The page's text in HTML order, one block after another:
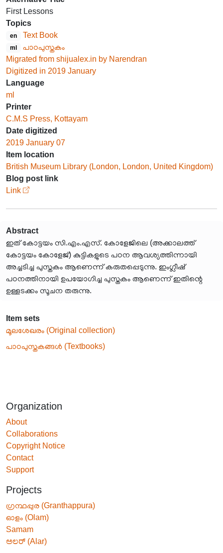
First Lessons
Topics
en Text Book
ml
പാഠപുസ്തകം
Migrated from shijualex.in by Narendran
Digitized in 2019 January
Language
ml
Printer
C.M.S Press, Kottayam
Date digitized
2019 January 07
Item location
British Museum Library (London, London, United Kingdom)
Blog post link
Link
Abstract
ഇത് കോട്ടയം സി.എം.എസ്. കോളേജിലെ (അക്കാലത്ത്
കോട്ടയം കോളേജ്) കുട്ടികളുടെ പഠന ആവശ്യത്തിന്നായി
അച്ചടിച്ച പുസ്തകം ആണെന്ന് കരുതപ്പെടുന്നു. ഇംഗ്ലീഷ്
പഠനത്തിനായി ഉപയോഗിച്ച പുസ്തകം ആണെന്ന് ഇതിന്റെ
ഉള്ളടക്കം സൂചന തരുന്നു.
Item sets
മൂലശേഖരം (Original collection)
പാഠപുസ്തകങ്ങൾ (Textbooks)
Organization
About
Collaborations
Copyright Notice
Contact
Support
Projects
ഗ്രന്ഥപ്പുര (Granthappura)
ഓളം (Olam)
Samam
ಅಲರ್ (Alar)